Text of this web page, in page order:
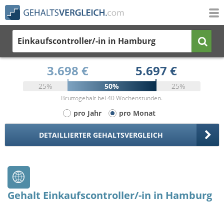
Einkaufscontroller/-in in Hamburg
3.698 € 5.697 €
25% 50% 25%
Bruttogehalt bei 40 Wochenstunden.
pro Jahr pro Monat
DETAILLIERTER GEHALTSVERGLEICH
Gehalt Einkaufscontroller/-in in Hamburg